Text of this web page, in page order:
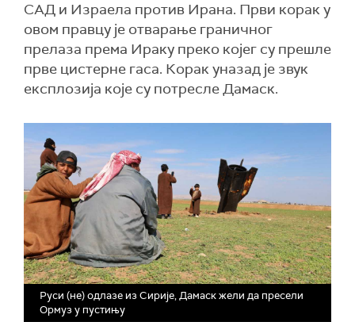
САД и Израела против Ирана. Први корак у
овом правцу је отварање граничног
прелаза према Ираку преко којег су прешле
прве цистерне гаса. Корак уназад је звук
експлозија које су потресле Дамаск.
Руси (не) одлазе из Сирије, Дамаск жели да пресели
Ормуз у пустињу